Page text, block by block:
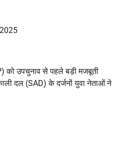
को उपचुनाव से पहले बड़ी मजबूती
दल (SAD) के दर्जनों युवा नेताओं ने